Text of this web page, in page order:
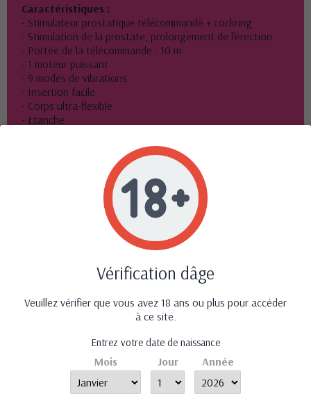
Caractéristiques :
- Stimulateur prostatique télécommandé + cockring
- Stimulation de la prostate, prolongement de l'érection
- Portée de la télécommande : 10 m
- 1 moteur puissant
- 9 modes de vibrations
- Insertion facile
- Corps ultra-flexible
- Etanche
- Rechargeable par USB (câble fourni)
- Dimensions : 13 x 12 x 4,5 cm
- Pochette de voyage en velours fournie
- Marque : Love To Love
Avis (0)
Aucun avis n'a été publié pour le moment.
Vérification dâge
Veuillez vérifier que vous avez 18 ans ou plus pour accéder
à ce site.
Entrez votre date de naissance
Mois Jour Année